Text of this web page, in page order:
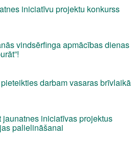
iniciatīvu projektu konkurss
vindsērfinga apmācības dienas
darbam vasaras brīvlaikā
iniciatīvas projektus
palielināšanai